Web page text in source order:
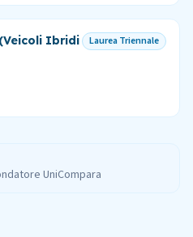
Ibridi
Laurea Triennale
UniCompara